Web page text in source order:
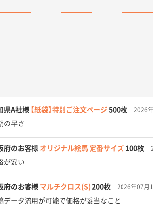
県A社様 【紙袋】特別ご注文ページ 500枚 2026
の早さ
府のお客様 オリジナル絵馬 定番サイズ 100枚
が安い
府のお客様 マルチクロス(S) 200枚 2026年07月
データ流用が可能で価格が妥当なこと